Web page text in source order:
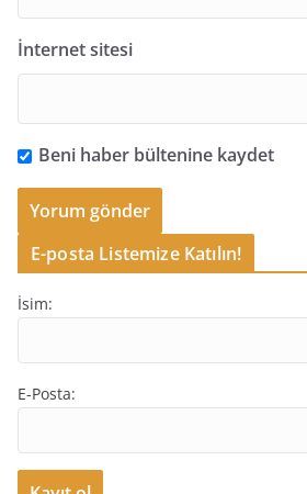
İnternet sitesi
Beni haber bültenine kaydet
E-posta Listemize Katılın!
İsim:
E-Posta: